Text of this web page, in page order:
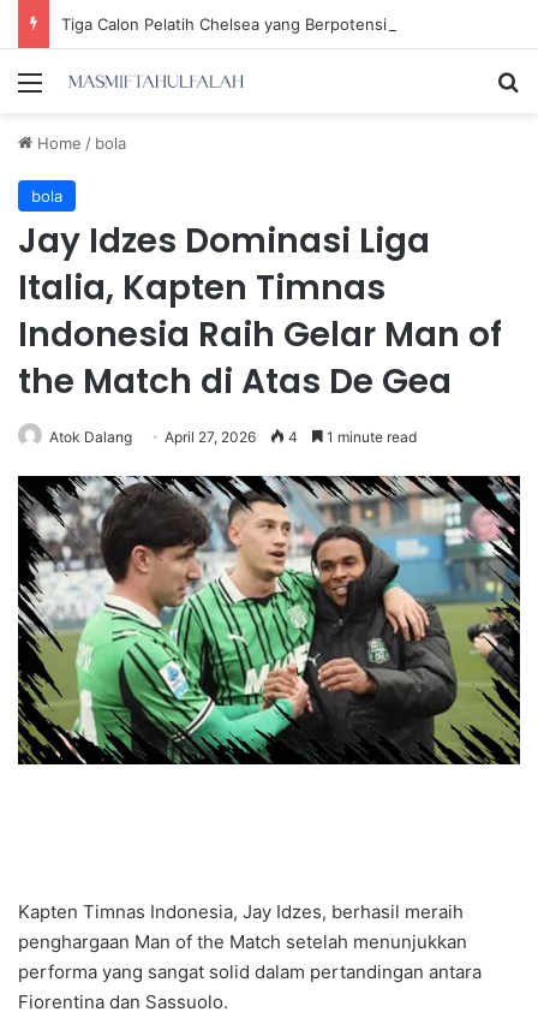
Menu
Home / bola
bola
Jay Idzes Dominasi Liga
Italia, Kapten Timnas
Indonesia Raih Gelar Man of
the Match di Atas De Gea
Atok Dalang April 27, 2026 4 1 minute read
Kapten Timnas Indonesia, Jay Idzes, berhasil meraih
penghargaan Man of the Match setelah menunjukkan
performa yang sangat solid dalam pertandingan antara
Fiorentina dan Sassuolo.